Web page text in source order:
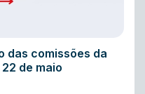
das comissões da
de maio